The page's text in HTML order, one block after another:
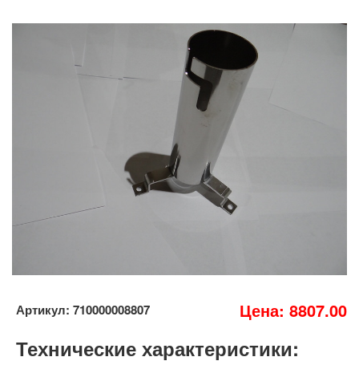
Артикул: 710000008807 Цена: 8807.00
Технические характеристики: